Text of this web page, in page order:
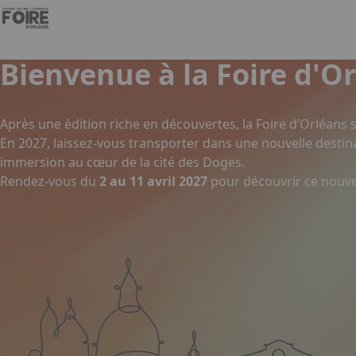
Aller au contenu principal
Bienvenue à la Foire
Après une édition riche en découvertes, la Foire d’Orléans
En 2027, laissez-vous transporter dans une nouvelle
immersion au cœur de la cité des Doges.
Rendez-vous du 2 au 11 avril 2027 pour découvrir ce
Panneau de gestion des cookies